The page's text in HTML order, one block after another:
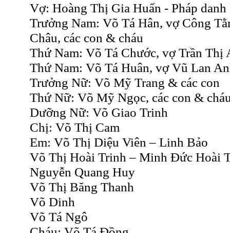
Vợ: Hoàng Thị Gia Huấn - Pháp
Trưởng Nam: Võ Tá Hân, vợ Công
Châu, các con & cháu
Thứ Nam: Võ Tá Chước, vợ Trần Thị
Thứ Nam: Võ Tá Huân, vợ Vũ Lan
Trưởng Nữ: Võ Mỹ Trang & các con
Thứ Nữ: Võ Mỹ Ngọc, các con &
Dưỡng Nữ: Võ Giao Trinh
Chị: Võ Thị Cam
Em: Võ Thị Diệu Viên – Linh Bảo
Võ Thị Hoài Trinh – Minh Đức Hoài
Nguyễn Quang Huy
Võ Thị Băng Thanh
Võ Dinh
Võ Tá Ngô